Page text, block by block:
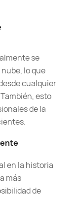
se
lo que
cualquier
esto
de la
en la historia
más
de